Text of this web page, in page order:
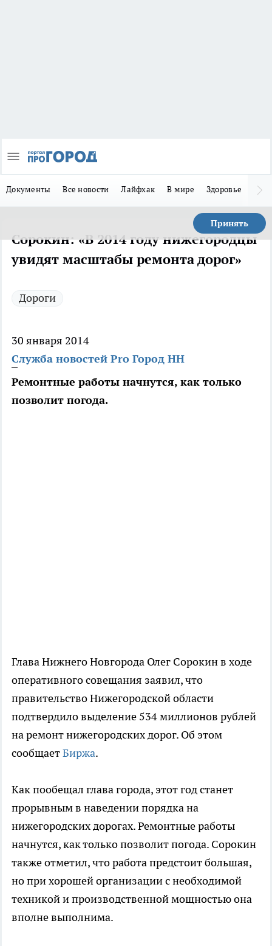
Документы Все новости Лайфхак В мире Здоровье
Принять
Сорокин: «В 2014 году нижегородцы
увидят масштабы ремонта дорог»
Дороги
30 января 2014
Служба новостей Pro Город НН
Ремонтные работы начнутся, как только
позволит погода.
Глава Нижнего Новгорода Олег Сорокин в ходе
оперативного совещания заявил, что
правительство Нижегородской области
подтвердило выделение 534 миллионов рублей
на ремонт нижегородских дорог. Об этом
сообщаетБиржа.
Как пообещал глава города, этот год станет
прорывным в наведении порядка на
нижегородских дорогах. Ремонтные работы
начнутся, как только позволит погода. Сорокин
также отметил, что работа предстоит большая,
но при хорошей организации с необходимой
техникой и производственной мощностью она
вполне выполнима.